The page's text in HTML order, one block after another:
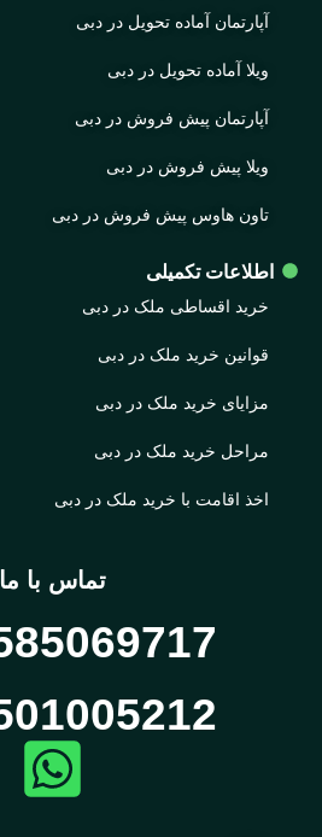
آپارتمان آماده تحویل در دبی
ویلا آماده تحویل در دبی
آپارتمان پیش فروش در دبی
ویلا پیش فروش در دبی
تاون هاوس پیش فروش در دبی
اطلاعات تکمیلی
خرید اقساطی ملک در دبی
قوانین خرید ملک در دبی
مزایای خرید ملک در دبی
مراحل خرید ملک در دبی
اخذ اقامت با خرید ملک در دبی
تماس با ما